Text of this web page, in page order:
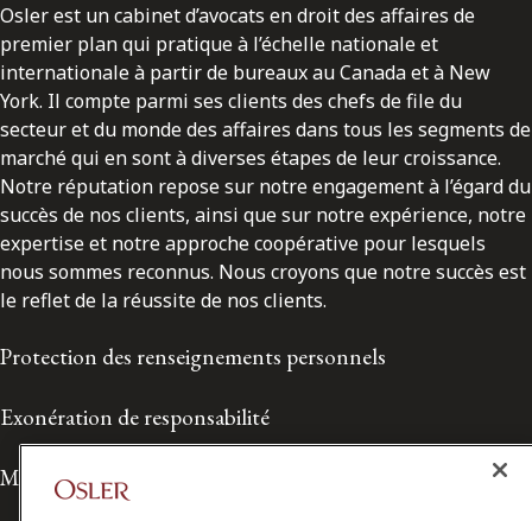
Osler est un cabinet d’avocats en droit des affaires de
premier plan qui pratique à l’échelle nationale et
internationale à partir de bureaux au Canada et à New
York. Il compte parmi ses clients des chefs de file du
secteur et du monde des affaires dans tous les segments de
marché qui en sont à diverses étapes de leur croissance.
Notre réputation repose sur notre engagement à l’égard du
succès de nos clients, ainsi que sur notre expérience, notre
expertise et notre approche coopérative pour lesquels
nous sommes reconnus. Nous croyons que notre succès est
le reflet de la réussite de nos clients.
Protection des renseignements personnels
Exonération de responsabilité
Modalités de prestation de services